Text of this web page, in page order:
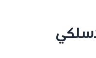
لاسلكي